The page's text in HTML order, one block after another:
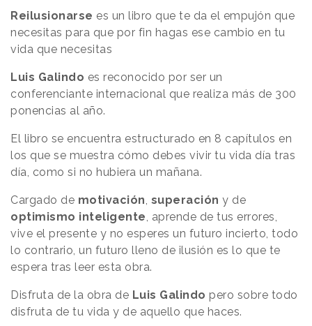
Reilusionarse es un libro que te da el empujón que
necesitas para que por fin hagas ese cambio en tu
vida que necesitas
Luis Galindo es reconocido por ser un
conferenciante internacional que realiza más de 300
ponencias al año.
El libro se encuentra estructurado en 8 capítulos en
los que se muestra cómo debes vivir tu vida día tras
día, como si no hubiera un mañana.
Cargado de motivación superación y de
optimismo inteligente , aprende de tus errores,
vive el presente y no esperes un futuro incierto, todo
lo contrario, un futuro lleno de ilusión es lo que te
espera tras leer esta obra.
Disfruta de la obra de Luis Galindo pero sobre todo
disfruta de tu vida y de aquello que haces.